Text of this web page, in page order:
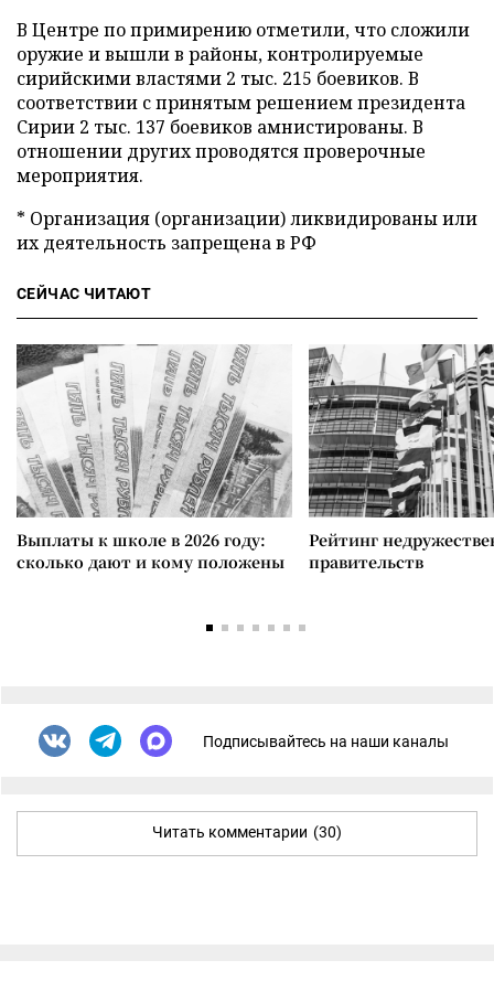
В Центре по примирению отметили, что сложили
оружие и вышли в районы, контролируемые
сирийскими властями 2 тыс. 215 боевиков. В
соответствии с принятым решением президента
Сирии 2 тыс. 137 боевиков амнистированы. В
отношении других проводятся проверочные
мероприятия.
* Организация (организации) ликвидированы или
их деятельность запрещена в РФ
СЕЙЧАС ЧИТАЮТ
Выплаты к школе в 2026 году:
сколько дают и кому положены
Рейтинг
правительств
Подписывайтесь на наши каналы
Читать комментарии (30)